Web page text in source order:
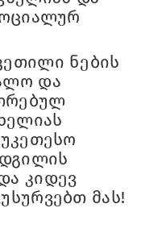
ნების
და
კიდევ
მას!